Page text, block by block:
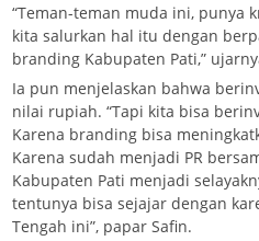
“Teman-teman muda ini, punya
kita salurkan hal itu dengan
branding Kabupaten Pati,”
Ia pun menjelaskan bahwa
nilai rupiah. “Tapi kita bisa
Karena branding bisa
Karena sudah menjadi PR
Kabupaten Pati menjadi
tentunya bisa sejajar dengan
Tengah ini”, papar Safin.